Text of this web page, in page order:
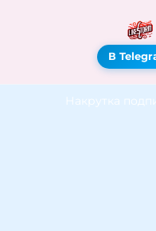
В
Накрутка